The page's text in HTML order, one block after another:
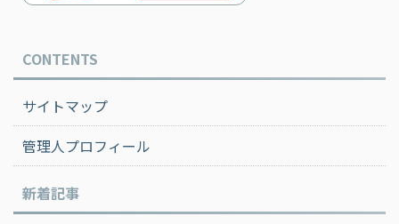
CONTENTS
サイトマップ
管理人プロフィール
新着記事